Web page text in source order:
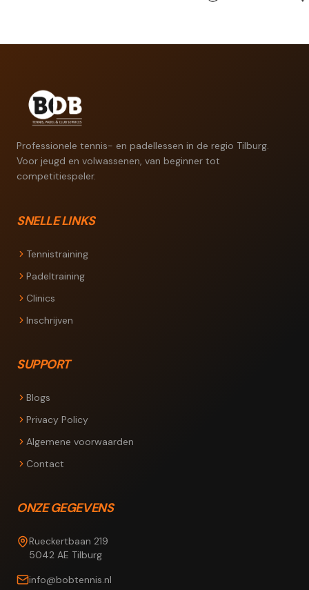
Professionele tennis- en padellessen in de regio Tilburg.
Voor jeugd en volwassenen, van beginner tot
competitiespeler.
SNELLE LINKS
Tennistraining
Padeltraining
Clinics
Inschrijven
SUPPORT
Blogs
Privacy Policy
Algemene voorwaarden
Contact
ONZE GEGEVENS
Rueckertbaan 219
5042 AE Tilburg
info@bobtennis.nl